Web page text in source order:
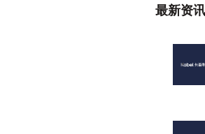
最新资讯